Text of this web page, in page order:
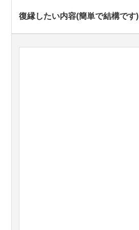
復縁したい内容(簡単で結構です)